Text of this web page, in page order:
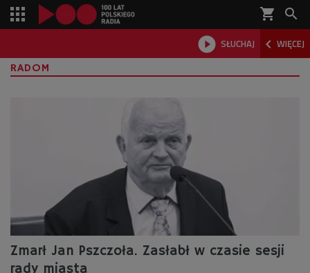
shopping_cart 
 SŁUCHAJ  WIĘCEJ

RADOM
Zmarł Jan Pszczoła. Zasłabł w czasie sesji
rady miasta